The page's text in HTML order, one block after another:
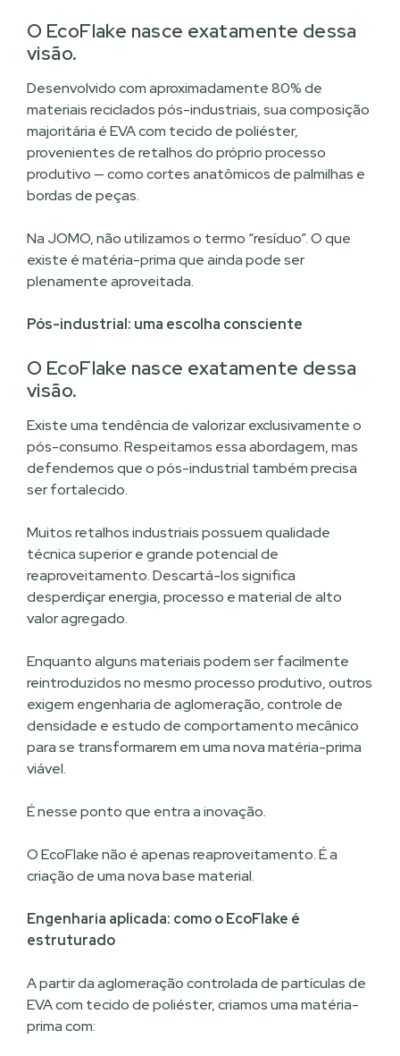
O EcoFlake nasce exatamente dessa
visão.
Desenvolvido com aproximadamente 80% de
materiais reciclados pós-industriais, sua composição
majoritária é EVA com tecido de poliéster,
provenientes de retalhos do próprio processo
produtivo — como cortes anatômicos de palmilhas e
bordas de peças.
Na JOMO, não utilizamos o termo “resíduo”. O que
existe é matéria-prima que ainda pode ser
plenamente aproveitada.
Pós-industrial: uma escolha consciente
O EcoFlake nasce exatamente dessa
visão.
Existe uma tendência de valorizar exclusivamente o
pós-consumo. Respeitamos essa abordagem, mas
defendemos que o pós-industrial também precisa
ser fortalecido.
Muitos retalhos industriais possuem qualidade
técnica superior e grande potencial de
reaproveitamento. Descartá-los significa
desperdiçar energia, processo e material de alto
valor agregado.
Enquanto alguns materiais podem ser facilmente
reintroduzidos no mesmo processo produtivo, outros
exigem engenharia de aglomeração, controle de
densidade e estudo de comportamento mecânico
para se transformarem em uma nova matéria-prima
viável.
É nesse ponto que entra a inovação.
O EcoFlake não é apenas reaproveitamento. É a
criação de uma nova base material.
Engenharia aplicada: como o EcoFlake é
estruturado
A partir da aglomeração controlada de partículas de
EVA com tecido de poliéster, criamos uma matéria-
prima com: